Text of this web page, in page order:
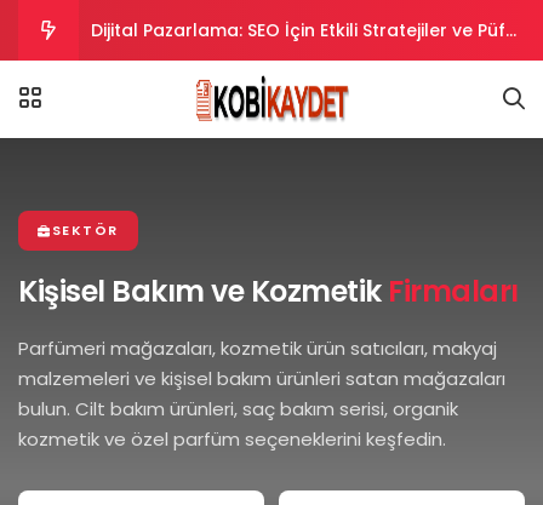
Dijital Pazarlama: SEO İçin Etkili Stratejiler ve Püf
Dijital Pazarlama Stratejileri: SEO İpuçları ve
İçerikler Oluşturma
Dijital Pazarlama Stratejileriyle SEO’da Yükselin.
Dijital Pazarlama ve SEO Uyumlu İpuçları ve
SEKTÖR
Kişisel Bakım ve Kozmetik Firmaları
Parfümeri mağazaları, kozmetik ürün satıcıları, makyaj
malzemeleri ve kişisel bakım ürünleri satan mağazaları
bulun. Cilt bakım ürünleri, saç bakım serisi, organik
kozmetik ve özel parfüm seçeneklerini keşfedin.